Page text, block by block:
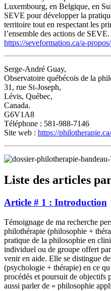
Luxembourg, en Belgique, en
SEVE pour développer la
territoire tout en respectant les
l’ensemble des actions de
https://seveformation.ca/a-propos/
Serge-André Guay,
Observatoire québécois de la
31, rue St-Joseph,
Lévis, Québec,
Canada.
G6V1A8
Téléphone : 581-988-7146
Site web : https://philotherapie.ca/
Liste des articles
Article # 1 : Introduction
Témoignage de ma recherche
philothérapie (philosophie +
pratique de la philosophie en
individuel ou de groupe offert
venir en aide. Elle se distingue
(psychologie + thérapie) en ce
procédés et poursuit de objectifs
aussi parler de « philosophie